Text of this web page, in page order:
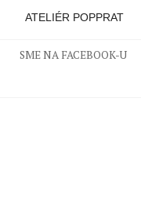
ATELIÉR POPPRAT
SME NA FACEBOOK-U